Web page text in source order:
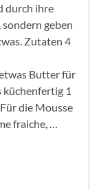
durch ihre
geben
Zutaten 4
Butter für
küchenfertig 1
die Mousse
fraiche, …